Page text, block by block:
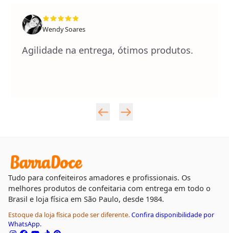
Wendy Soares
Agilidade na entrega, ótimos produtos.
Tudo para confeiteiros amadores e profissionais. Os
melhores produtos de confeitaria com entrega em todo o
Brasil e loja física em São Paulo, desde 1984.
Estoque da loja física pode ser diferente.Confira disponibilidade por
WhatsApp.